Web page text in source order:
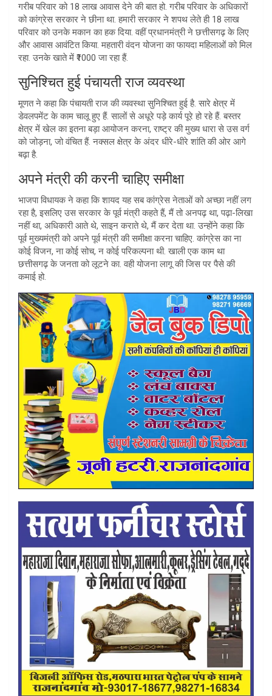
गरीब परिवार को 18 लाख आवास देने की बात हो. गरीब परिवार के अधिकारों
को कांग्रेस सरकार ने छीना था. हमारी सरकार ने शपथ लेते ही 18 लाख
परिवार को उनके मकान का हक दिया. वहीं प्रधानमंत्री ने छत्तीसगढ़ के लिए
और आवास आवंटित किया. महतारी वंदन योजना का फायदा महिलाओं को मिल
रहा. उनके खाते में ₹1000 जा रहा हैं.
सुनिश्चित हुई पंचायती राज व्यवस्था
मूणत ने कहा कि पंचायती राज की व्यवस्था सुनिश्चित हुई है. सारे क्षेत्र में
डेवलपमेंट के काम चालू हुए हैं. सालों से अधूरे पड़े कार्य पूरे हो रहे हैं. बस्तर
क्षेत्र में खेल का इतना बड़ा आयोजन करना, राष्ट्र की मुख्य धारा से उस वर्ग
को जोड़ना, जो वंचित हैं. नक्सल क्षेत्र के अंदर धीरे-धीरे शांति की ओर आगे
बढ़ा है.
अपने मंत्री की करनी चाहिए समीक्षा
भाजपा विधायक ने कहा कि शायद यह सब कांग्रेस नेताओं को अच्छा नहीं लग
रहा है, इसलिए उस सरकार के पूर्व मंत्री कहते हैं, मैं तो अनपढ़ था, पढ़ा-लिखा
नहीं था, अधिकारी आते थे, साइन कराते थे, मैं कर देता था. उन्होंने कहा कि
पूर्व मुख्यमंत्री को अपने पूर्व मंत्री की समीक्षा करना चाहिए. कांग्रेस का ना
कोई विजन, ना कोई सोच, न कोई परिकल्पना थी. खाली एक काम था
छत्तीसगढ़ के जनता को लूटने का. वही योजना लागू की जिस पर पैसे की
कमाई हो.